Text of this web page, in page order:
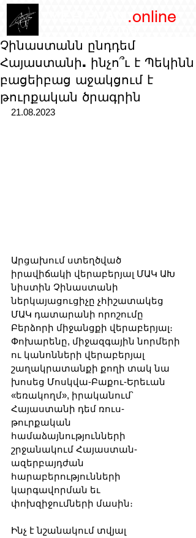
.online
Չինաստանն ընդդեմ
Հայաստանի. ինչո՞ւ է Պեկինն
բացեիբաց աջակցում է
թուրքական ծրագրին
21.08.2023
Արցախում ստեղծված
իրավիճակի վերաբերյալ ՄԱԿ ԱԽ
նիստին Չինաստանի
ներկայացուցիչը չհիշատակեց
ՄԱԿ դատարանի որոշումը
Բերձորի միջանցքի վերաբերյալ։
Փոխարենը, միջազգային նորմերի
ու կանոնների վերաբերյալ
շաղակրատանքի քողի տակ նա
խոսեց Մոսկվա-Բաքու-Երեւան
«եռակողմ», իրականում՝
Հայաստանի դեմ ռուս-
թուրքական
համաձայնությունների
շրջանակում Հայաստան-
ազերբայդժան
հարաբերությունների
կարգավորման եւ
փոխզիջումների մասին։
Ինչ է նշանակում տվյալ